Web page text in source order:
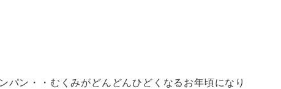
ン・・むくみがどんどんひどくなるお年頃になり